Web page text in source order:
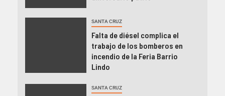
SANTA CRUZ
Falta de diésel complica el
trabajo de los bomberos en
incendio de la Feria Barrio
Lindo
SANTA CRUZ